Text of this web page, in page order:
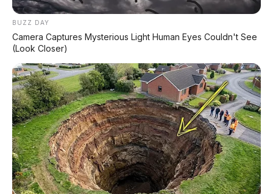
© 2026 AP Motor – Portal Otomotif Terpercaya | Sumber:
Bagikan:
Postingan Terkait
BUZZ DAY
Camera Captures Mysterious Light Human Eyes Couldn't See
(Look Closer)